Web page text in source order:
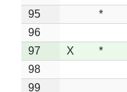
95
*
96
97
X *
98
99